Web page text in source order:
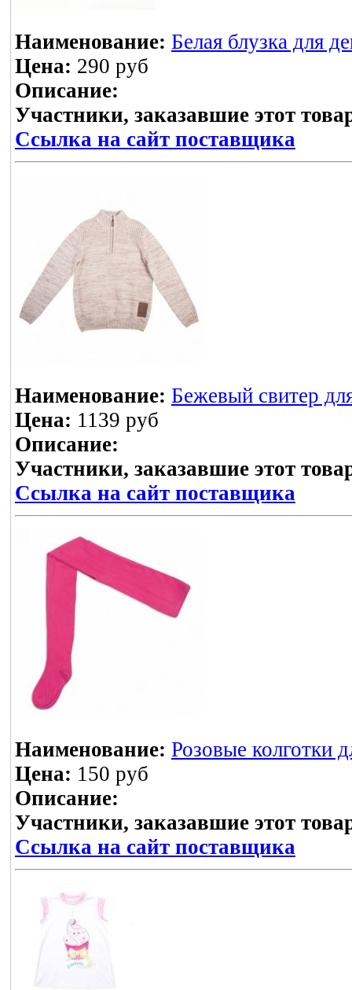
Наименование: Белая блузка для
Цена: 290 руб
Описание:
Участники, заказавшие этот
Ссылка на сайт поставщика
Наименование: Бежевый свитер
Цена: 1139 руб
Описание:
Участники, заказавшие этот
Ссылка на сайт поставщика
Наименование: Розовые колготки
Цена: 150 руб
Описание:
Участники, заказавшие этот
Ссылка на сайт поставщика